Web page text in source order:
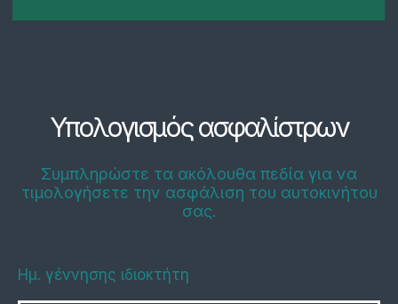
Υπολογισμός ασφαλίστρων
Συμπληρώστε τα ακόλουθα πεδία για να
τιμολογήσετε την ασφάλιση του αυτοκινήτου
σας.
Ημ. γέννησης ιδιοκτήτη